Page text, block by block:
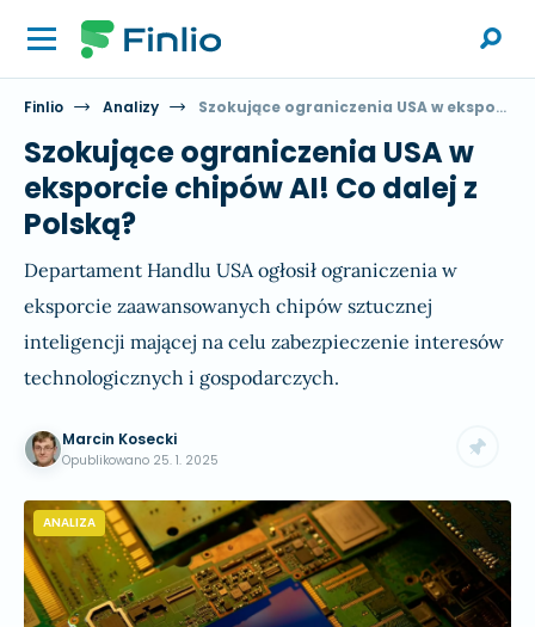
Finlio Analizy Szokujące ograniczenia USA w eksporcie chipów AI! Co dalej z Polską?
Szokujące ograniczenia USA w
eksporcie chipów AI! Co dalej z
Polską?
Departament Handlu USA ogłosił ograniczenia w
eksporcie zaawansowanych chipów sztucznej
inteligencji mającej na celu zabezpieczenie interesów
technologicznych i gospodarczych.
Marcin Kosecki
Opublikowano 25. 1. 2025
ANALIZA